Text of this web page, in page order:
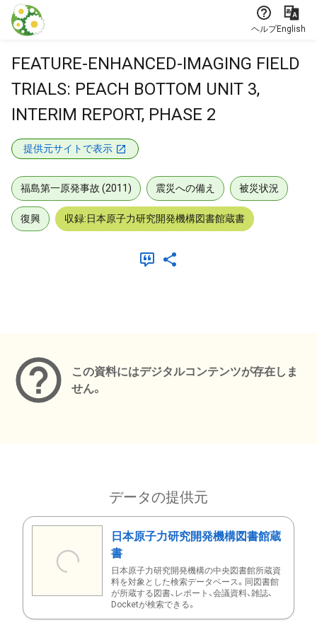
本文に飛ぶ
ヘルプEnglish
FEATURE-ENHANCED-IMAGING FIELD
TRIALS: PEACH BOTTOM UNIT 3,
INTERIM REPORT, PHASE 2
提供元サイトで表示
福島第一原発事故 (2011) 震災への備え 被災状況
復興 収録:日本原子力研究開発機構図書館蔵書
この資料にはデジタルコンテンツが存在しま
せん。
データの提供元
日本原子力研究開発機構図書館蔵
書
日本原子力研究開発機構の中央図書館所蔵資
料を対象とした検索データベース。同図書館
が所蔵する図書、レポート、会議資料、雑誌、
Docketが検索できる。